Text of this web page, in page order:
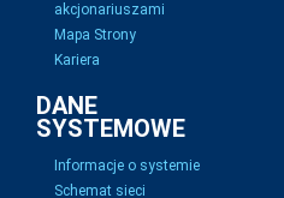
akcjonariuszami
Mapa Strony
Kariera
DANE
SYSTEMOWE
Informacje o systemie
Schemat sieci